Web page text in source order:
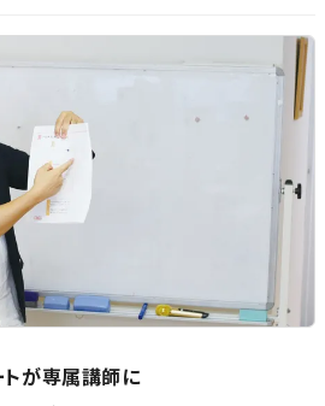
が専属講師に